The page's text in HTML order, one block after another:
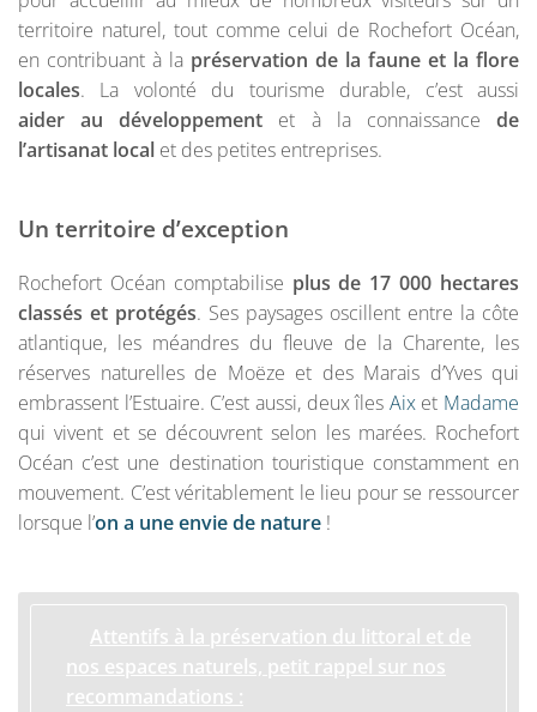
territoire naturel, tout comme celui de Rochefort Océan,
en contribuant à la préservation de la faune et la flore
locales. La volonté du tourisme durable, c’est aussi
aider au développement et à la connaissancede
l’artisanat local et des petites entreprises.
Un territoire d’exception
Rochefort Océan comptabilise plus de 17 000 hectares
classés et protégés. Ses paysages oscillent entre la côte
atlantique, les méandres du fleuve de la Charente, les
réserves naturelles de Moëze et des Marais d’Yves qui
embrassent l’Estuaire. C’est aussi, deux îles Aixet Madame
qui vivent et se découvrent selon les marées. Rochefort
Océan c’est une destination touristique constamment en
mouvement. C’est véritablement le lieu pour se ressourcer
lorsque l’on a une envie de nature !
Attentifs à la préservation du littoral et de
nos espaces naturels, petit rappel sur nos
recommandations :